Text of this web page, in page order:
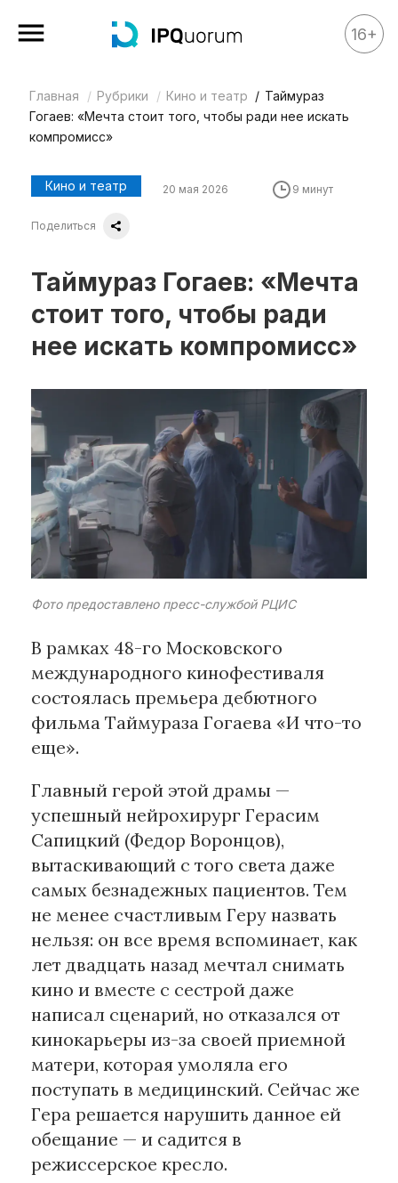
Все материалы
Аналитика
Legal review
События
IP Stories
Квиз
О нас
Календарь
Рубрики
Интеллектуальная собственность
и креативные индустрии
Кино и театр
Искусство
Реклама и маркетинг
Наука и технологии
Медиа
Образование
Издательское дело
Музыка
Материалы партнеров
АКИ
Artists / Художники.РФ
n'RIS
Онлайн патент
Цифровой Сарафан
Смотрите нас в соцсетях и мессенджерах
16+
Главная Рубрики Кино и театр
Таймураз
Гогаев: «Мечта стоит того, чтобы ради нее искать
компромисс»
Кино и театр 20 мая 2026 9 минут
Поделиться
Таймураз Гогаев: «Мечта
стоит того, чтобы ради
нее искать компромисс»
Фото предоставлено пресс-службой РЦИС
В рамках 48-го Московского
международного кинофестиваля
состоялась премьера дебютного
фильма Таймураза Гогаева «И что-то
еще».
Главный герой этой драмы —
успешный нейрохирург Герасим
Сапицкий (Федор Воронцов),
вытаскивающий с того света даже
самых безнадежных пациентов. Тем
не менее счастливым Геру назвать
нельзя: он все время вспоминает, как
лет двадцать назад мечтал снимать
кино и вместе с сестрой даже
написал сценарий, но отказался от
кинокарьеры из-за своей приемной
матери, которая умоляла его
поступать в медицинский. Сейчас же
Гера решается нарушить данное ей
обещание — и садится в
режиссерское кресло.